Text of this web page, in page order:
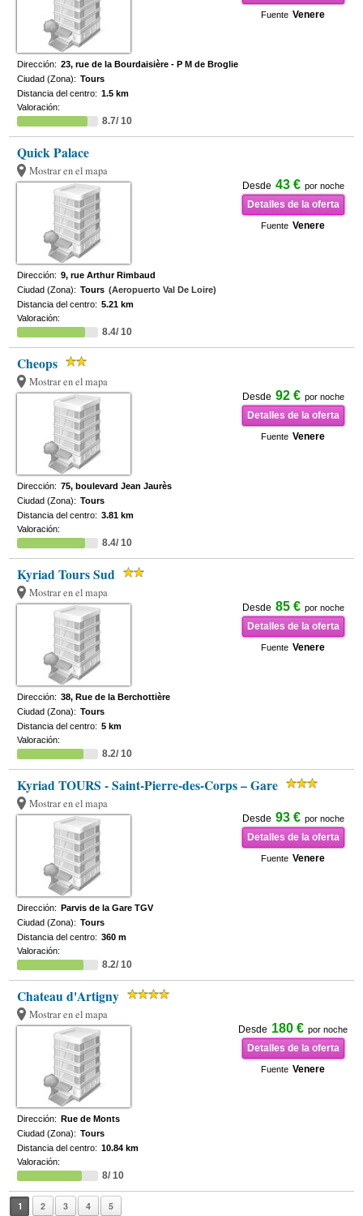
Fuente Venere
Dirección: 23, rue de la Bourdaisière - P M de Broglie
Ciudad (Zona): Tours
Distancia del centro: 1.5 km
Valoración:
8.7/ 10
Quick Palace
Mostrar en el mapa
Desde 43 € por noche
Detalles de la oferta
Fuente Venere
Dirección: 9, rue Arthur Rimbaud
Ciudad (Zona): Tours (Aeropuerto Val De Loire)
Distancia del centro: 5.21 km
Valoración:
8.4/ 10
Cheops
Mostrar en el mapa
Desde 92 € por noche
Detalles de la oferta
Fuente Venere
Dirección: 75, boulevard Jean Jaurès
Ciudad (Zona): Tours
Distancia del centro: 3.81 km
Valoración:
8.4/ 10
Kyriad Tours Sud
Mostrar en el mapa
Desde 85 € por noche
Detalles de la oferta
Fuente Venere
Dirección: 38, Rue de la Berchottière
Ciudad (Zona): Tours
Distancia del centro: 5 km
Valoración:
8.2/ 10
Kyriad TOURS - Saint-Pierre-des-Corps – Gare
Mostrar en el mapa
Desde 93 € por noche
Detalles de la oferta
Fuente Venere
Dirección: Parvis de la Gare TGV
Ciudad (Zona): Tours
Distancia del centro: 360 m
Valoración:
8.2/ 10
Chateau d'Artigny
Mostrar en el mapa
Desde 180 € por noche
Detalles de la oferta
Fuente Venere
Dirección: Rue de Monts
Ciudad (Zona): Tours
Distancia del centro: 10.84 km
Valoración:
8/ 10
1 2 3 4 5